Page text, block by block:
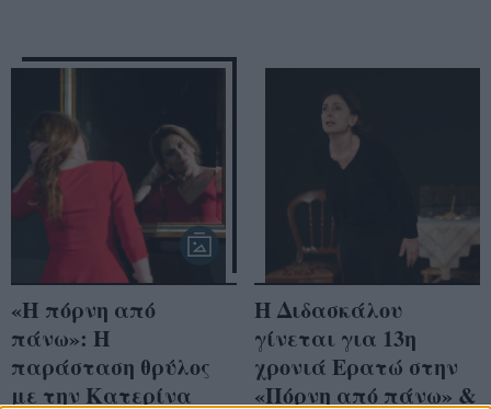
«Η πόρνη από
πάνω»: H
παράσταση θρύλος
με την Κατερίνα
Η Διδασκάλου
γίνεται για 13η
χρονιά Ερατώ στην
«Πόρνη από πάνω» &